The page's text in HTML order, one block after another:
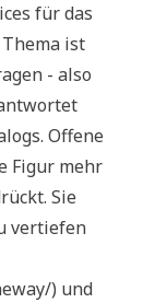
für das
ist
- also
Offene
Figur mehr
Sie
vertiefen
) und